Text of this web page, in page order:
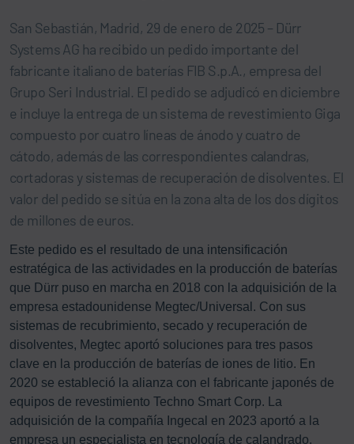
San Sebastián, Madrid, 29 de enero de 2025 – Dürr
Systems AG ha recibido un pedido importante del
fabricante italiano de baterías FIB S.p.A., empresa del
Grupo Seri Industrial. El pedido se adjudicó en diciembre
e incluye la entrega de un sistema de revestimiento Giga
compuesto por cuatro líneas de ánodo y cuatro de
cátodo, además de las correspondientes calandras,
cortadoras y sistemas de recuperación de disolventes. El
valor del pedido se sitúa en la zona alta de los dos dígitos
de millones de euros.
Este pedido es el resultado de una intensificación
estratégica de las actividades en la producción de baterías
que Dürr puso en marcha en 2018 con la adquisición de la
empresa estadounidense Megtec/Universal. Con sus
sistemas de recubrimiento, secado y recuperación de
disolventes, Megtec aportó soluciones para tres pasos
clave en la producción de baterías de iones de litio. En
2020 se estableció la alianza con el fabricante japonés de
equipos de revestimiento Techno Smart Corp. La
adquisición de la compañía Ingecal en 2023 aportó a la
empresa un especialista en tecnología de calandrado.